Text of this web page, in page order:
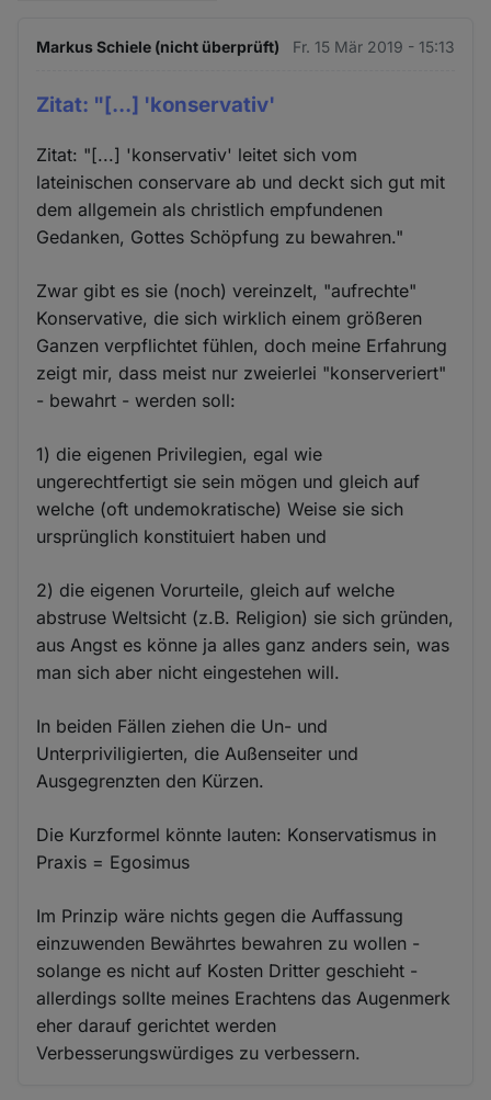
Markus Schiele (nicht überprüft) Fr. 15 Mär 2019 - 15:13
Zitat: "[...] 'konservativ'
Zitat: "[...] 'konservativ' leitet sich vom
lateinischen conservare ab und deckt sich gut mit
dem allgemein als christlich empfundenen
Gedanken, Gottes Schöpfung zu bewahren."
Zwar gibt es sie (noch) vereinzelt, "aufrechte"
Konservative, die sich wirklich einem größeren
Ganzen verpflichtet fühlen, doch meine Erfahrung
zeigt mir, dass meist nur zweierlei "konserveriert"
- bewahrt - werden soll:
1) die eigenen Privilegien, egal wie
ungerechtfertigt sie sein mögen und gleich auf
welche (oft undemokratische) Weise sie sich
ursprünglich konstituiert haben und
2) die eigenen Vorurteile, gleich auf welche
abstruse Weltsicht (z.B. Religion) sie sich gründen,
aus Angst es könne ja alles ganz anders sein, was
man sich aber nicht eingestehen will.
In beiden Fällen ziehen die Un- und
Unterpriviligierten, die Außenseiter und
Ausgegrenzten den Kürzen.
Die Kurzformel könnte lauten: Konservatismus in
Praxis = Egosimus
Im Prinzip wäre nichts gegen die Auffassung
einzuwenden Bewährtes bewahren zu wollen -
solange es nicht auf Kosten Dritter geschieht -
allerdings sollte meines Erachtens das Augenmerk
eher darauf gerichtet werden
Verbesserungswürdiges zu verbessern.